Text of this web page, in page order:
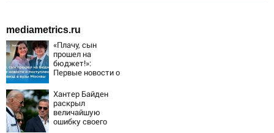
mediametrics.ru
«Плачу, сын
прошел на
бюджет!»:
Первые новости о
детей звезд в
вузы Москвы
Хантер Байден
раскрыл
величайшую
ошибку своего